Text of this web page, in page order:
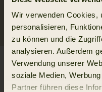
Wir verwenden Cookies,
personalisieren,
zu können und die
analysieren. Außerdem
Verwendung unserer
soziale Medien,
Partner führen diese
VETTED VINTAGE™
Asmund Verstärkte Hose
110.00 EUR